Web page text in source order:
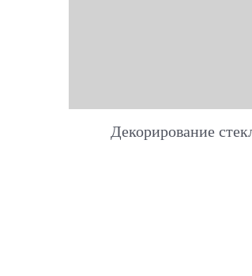
Декорирование